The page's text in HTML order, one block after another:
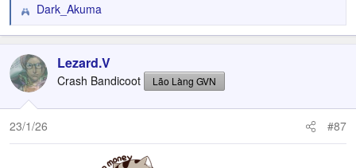
R
e
c
t
i
o
n
Dark_Akuma
Lezard.V
Crash Bandicoot Lão Làng GVN
23/1/26 #87